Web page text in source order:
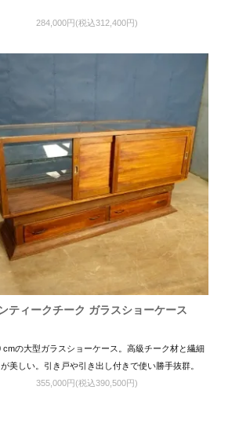
284,000円(税込312,400円)
ティークチーク ガラスショーケース
cmの大型ガラスショーケース。高級チーク材と繊細
美しい。引き戸や引き出し付きで使い勝手抜群。
355,000円(税込390,500円)